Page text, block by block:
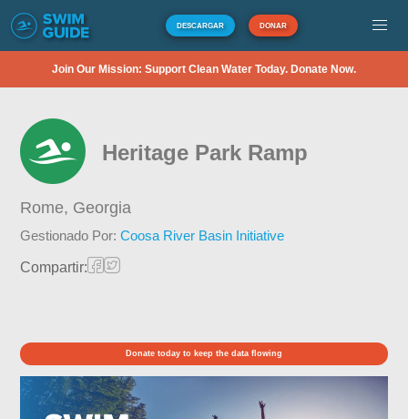
DESCARGAR DONAR
Join Our Mission: Support Clean Water Today. Donate Now.
Heritage Park Ramp
Rome, Georgia
Gestionado Por:Coosa River Basin Initiative
Compartir:
Donate today to keep the data flowing